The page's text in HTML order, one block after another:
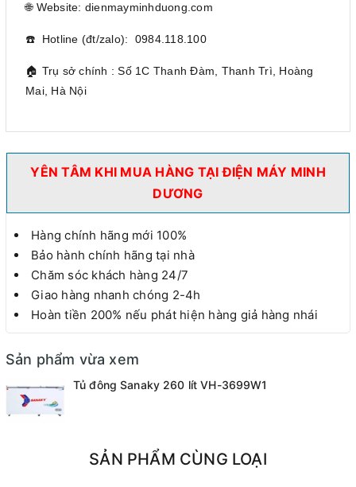
🌐 Website: dienmayminhduong.com
☎️ Hotline (đt/zalo): 0984.118.100
🏠 Trụ sở chính : Số 1C Thanh Đàm, Thanh Trì, Hoàng
Mai, Hà Nội
YÊN TÂM KHI MUA HÀNG TẠI ĐIỆN MÁY MINH
DƯƠNG
Hàng chính hãng mới 100%
Bảo hành chính hãng tại nhà
Chăm sóc khách hàng 24/7
Giao hàng nhanh chóng 2-4h
Hoàn tiền 200% nếu phát hiện hàng giả hàng nhái
Sản phẩm vừa xem
Tủ đông Sanaky 260 lít VH-3699W1
SẢN PHẨM CÙNG LOẠI